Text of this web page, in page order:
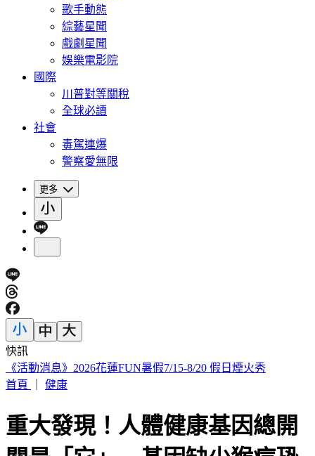
歌手動態
綜藝星聞
戲劇星聞
娛樂電影院
國際
川普對等關稅
全球必讀
社會
毒駕連爆
警察愛無限
更多
快訊
市場拜票擋人去路遭嗆聲 沈伯洋道歉了「希望能夠精進動
線」
重大發現！人體健康基因總開